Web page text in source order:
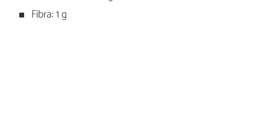
Fibra: 1 g